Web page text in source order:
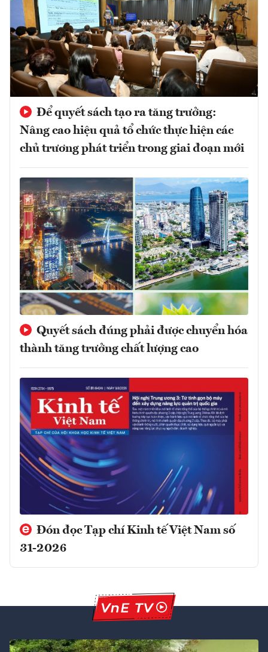
Để quyết sách tạo ra tăng trưởng:
Nâng cao hiệu quả tổ chức thực hiện các
chủ trương phát triển trong giai đoạn mới
Quyết sách đúng phải được chuyển hóa
thành tăng trưởng chất lượng cao
Đón đọc Tạp chí Kinh tế Việt Nam số
31-2026